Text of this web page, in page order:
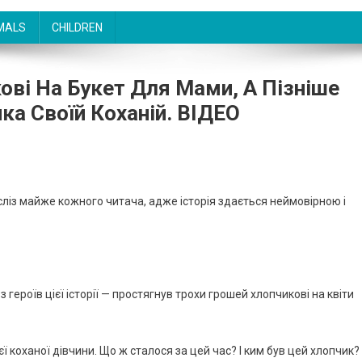
CHILDREN
На Букет Для Мами, А Пізніше
Своїй Коханій. ВIДЕО
майже кожного читача, адже історія здається неймовірною і
цієї історії — простягнув трохи грошей хлопчикові на квіти
коханої дівчини. Що ж сталося за цей час? І ким був цей хлопчик?